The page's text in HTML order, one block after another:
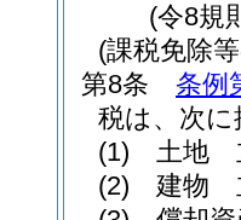
(令8規
(課税免除
第8条
条例
税は、次
(1)
土地
(2)
建物